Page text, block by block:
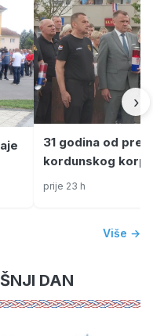
31 godina od
kordunskog
Viduševcu odana
prije 23 h
›
Više →
DAN